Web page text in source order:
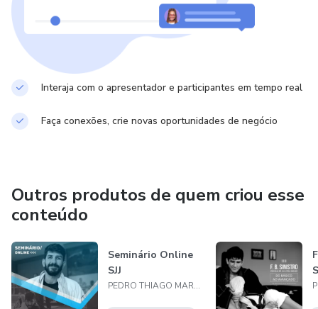
Interaja com o apresentador e participantes em tempo real
Faça conexões, crie novas oportunidades de negócio
Outros produtos de quem criou esse
conteúdo
Seminário Online
SJJ
PEDRO THIAGO MARTINS MELO